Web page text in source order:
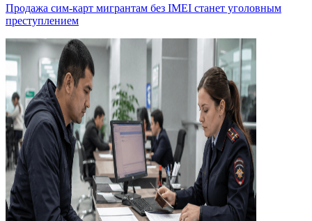
Продажа сим-карт мигрантам без IMEI станет уголовным
преступлением